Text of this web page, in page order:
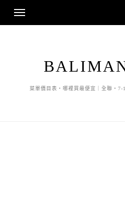
菜單價目表・哪裡買最便宜｜全聯・